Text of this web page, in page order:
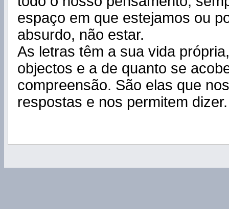
espaço em que estejamos ou
absurdo, não estar.
As letras têm a sua vida
objectos e a de quanto se
compreensão. São elas que
respostas e nos permitem dizer.